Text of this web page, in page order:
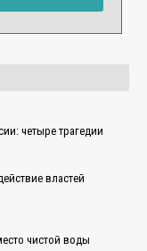
четыре трагедии
властей
чистой воды